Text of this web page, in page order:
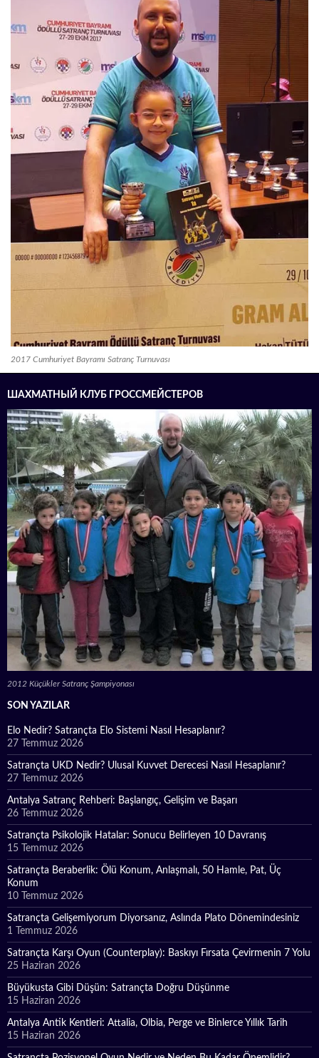
2017 Cumhuriyet Bayramı Satranç Turnuvası
ШАХМАТНЫЙ КЛУБ ГРОССМЕЙСТЕРОВ
2012 Küçükler Satranç Şampiyonası
SON YAZILAR
Elo Nedir? Satrançta Elo Sistemi Nasıl Hesaplanır?
27 Temmuz 2026
Satrançta UKD Nedir? Ulusal Kuvvet Derecesi Nasıl Hesaplanır?
27 Temmuz 2026
Antalya Satranç Rehberi: Başlangıç, Gelişim ve Başarı
26 Temmuz 2026
Satrançta Psikolojik Hatalar: Sonucu Belirleyen 10 Davranış
15 Temmuz 2026
Satrançta Beraberlik: Ölü Konum, Anlaşmalı, 50 Hamle, Pat, Üç
Konum
10 Temmuz 2026
Satrançta Gelişemiyorum Diyorsanız, Aslında Plato Dönemindesiniz
1 Temmuz 2026
Satrançta Karşı Oyun (Counterplay): Baskıyı Fırsata Çevirmenin 7 Yolu
25 Haziran 2026
Büyükusta Gibi Düşün: Satrançta Doğru Düşünme
15 Haziran 2026
Antalya Antik Kentleri: Attalia, Olbia, Perge ve Binlerce Yıllık Tarih
15 Haziran 2026